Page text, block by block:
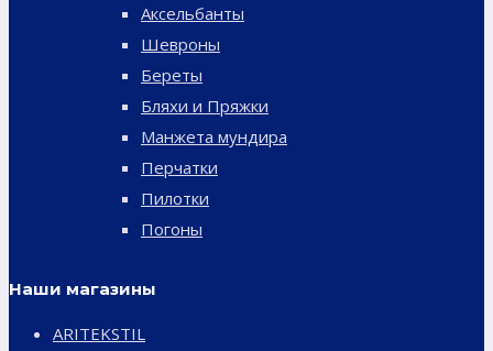
Аксельбанты
Шевроны
Береты
Бляхи и Пряжки
Манжета мундира
Перчатки
Пилотки
Погоны
Наши магазины
ARITEKSTIL